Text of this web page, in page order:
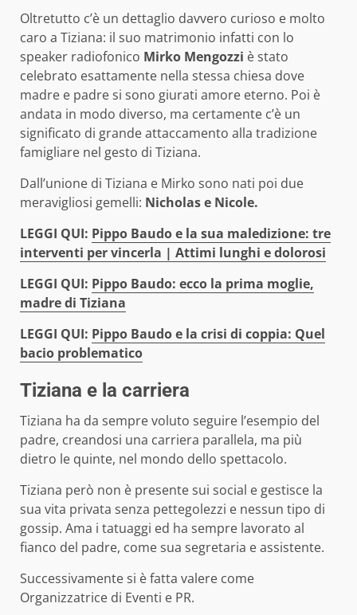
Oltretutto c’è un dettaglio davvero curioso e molto
caro a Tiziana: il suo matrimonio infatti con lo
speaker radiofonico Mirko Mengozzi è stato
celebrato esattamente nella stessa chiesa dove
madre e padre si sono giurati amore eterno. Poi è
andata in modo diverso, ma certamente c’è un
significato di grande attaccamento alla tradizione
famigliare nel gesto di Tiziana.
Dall’unione di Tiziana e Mirko sono nati poi due
meravigliosi gemelli: Nicholas e Nicole.
LEGGI QUI: Pippo Baudo e la sua maledizione: tre
interventi per vincerla | Attimi lunghi e dolorosi
LEGGI QUI: Pippo Baudo: ecco la prima moglie,
madre di Tiziana
LEGGI QUI: Pippo Baudo e la crisi di coppia: Quel
bacio problematico
Tiziana e la carriera
Tiziana ha da sempre voluto seguire l’esempio del
padre, creandosi una carriera parallela, ma più
dietro le quinte, nel mondo dello spettacolo.
Tiziana però non è presente sui social e gestisce la
sua vita privata senza pettegolezzi e nessun tipo di
gossip. Ama i tatuaggi ed ha sempre lavorato al
fianco del padre, come sua segretaria e assistente.
Successivamente si è fatta valere come
Organizzatrice di Eventi e PR.